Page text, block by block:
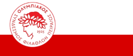
Skip to main content